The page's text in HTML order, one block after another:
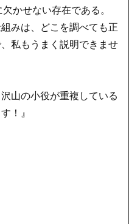
かせない存在である。
みは、どこを調べても正
私もうまく説明できませ
山の小役が重複している
！』